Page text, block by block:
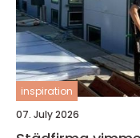
inspiration
07. July 2026